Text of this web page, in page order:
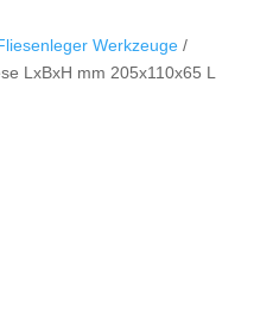
Werkzeuge/
LxBxH mm 205x110x65 L